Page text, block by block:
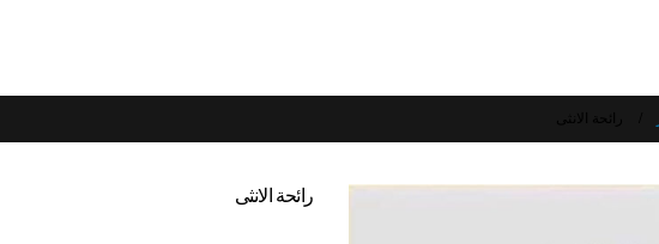
رائحة الانثى